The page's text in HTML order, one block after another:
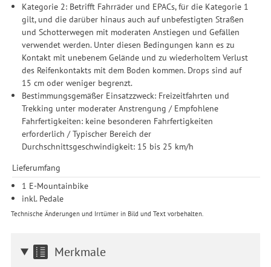
Kategorie 2: Betrifft Fahrräder und EPACs, für die Kategorie 1
gilt, und die darüber hinaus auch auf unbefestigten Straßen
und Schotterwegen mit moderaten Anstiegen und Gefällen
verwendet werden. Unter diesen Bedingungen kann es zu
Kontakt mit unebenem Gelände und zu wiederholtem Verlust
des Reifenkontakts mit dem Boden kommen. Drops sind auf
15 cm oder weniger begrenzt.
Bestimmungsgemäßer Einsatzzweck: Freizeitfahrten und
Trekking unter moderater Anstrengung / Empfohlene
Fahrfertigkeiten: keine besonderen Fahrfertigkeiten
erforderlich / Typischer Bereich der
Durchschnittsgeschwindigkeit: 15 bis 25 km/h
Lieferumfang
1 E-Mountainbike
inkl. Pedale
Technische Änderungen und Irrtümer in Bild und Text vorbehalten.
Merkmale